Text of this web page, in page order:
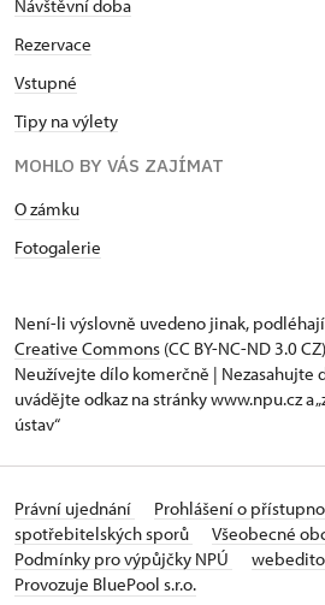
Návštěvní doba
Rezervace
Vstupné
Tipy na výlety
MOHLO BY VÁS ZAJÍMAT
O zámku
Fotogalerie
Není-li výslovně uvedeno jinak,
Creative Commons (CC BY-NC-ND 3.0
Neužívejte dílo komerčně | Nezasahujte
uvádějte odkaz na stránky www.npu.cz a
ústav“
Právní ujednání Prohlášení o
spotřebitelských sporů
Všeobecné
Podmínky pro výpůjčky NPÚ
Provozuje BluePool s.r.o.